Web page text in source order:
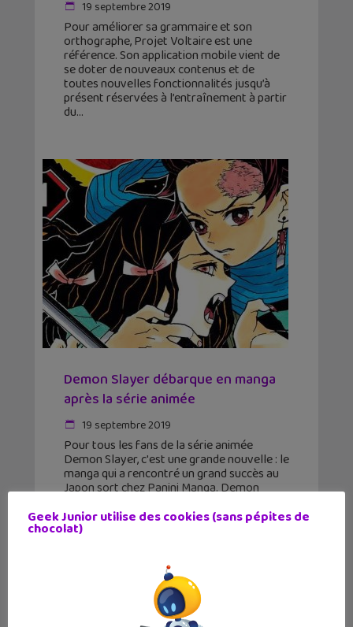
19 septembre 2019
Pour améliorer sa grammaire et son
orthographe, Projet Voltaire est une
référence. Son application mobile vient de
se doter de nouveaux contenus et de
toutes nouvelles fonctionnalités jusqu’à
présent réservées à l’entraînement à partir
du
Demon Slayer débarque en manga
après la série animée
19 septembre 2019
Pour tous les fans de la série animée
Demon Slayer, c'est une grande nouvelle : le
manga qui a rencontré un grand succès au
Japon sort chez Panini Manga. Demon
Geek Junior utilise des cookies (sans pépites de
chocolat)